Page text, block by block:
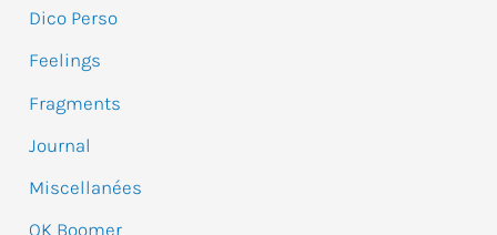
c
h
e
r
Dico Perso
Feelings
Fragments
Journal
Miscellanées
OK Boomer